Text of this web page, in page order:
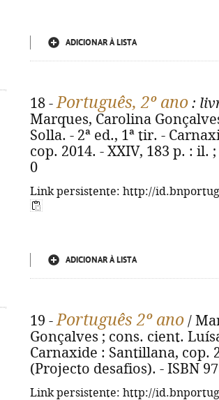
ADICIONAR À LISTA
18 -Português, 2º ano :
Marques, Carolina
Solla. - 2ª ed., 1ª tir. -
cop. 2014. - XXIV, 183 p. : il.
0
Link persistente: http://
ADICIONAR À LISTA
19 -Português 2º ano /
Gonçalves ; cons. cient.
Carnaxide : Santillana, cop.
(Projecto desafios). - ISBN
Link persistente: http://